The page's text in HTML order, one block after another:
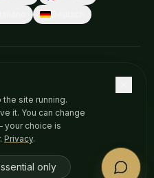
con cura.
valutate da alcuna autorità
a diagnosticare, trattare,
il tuo medico prima di
site running.
it. You can change
your choice is
Privacy.
only